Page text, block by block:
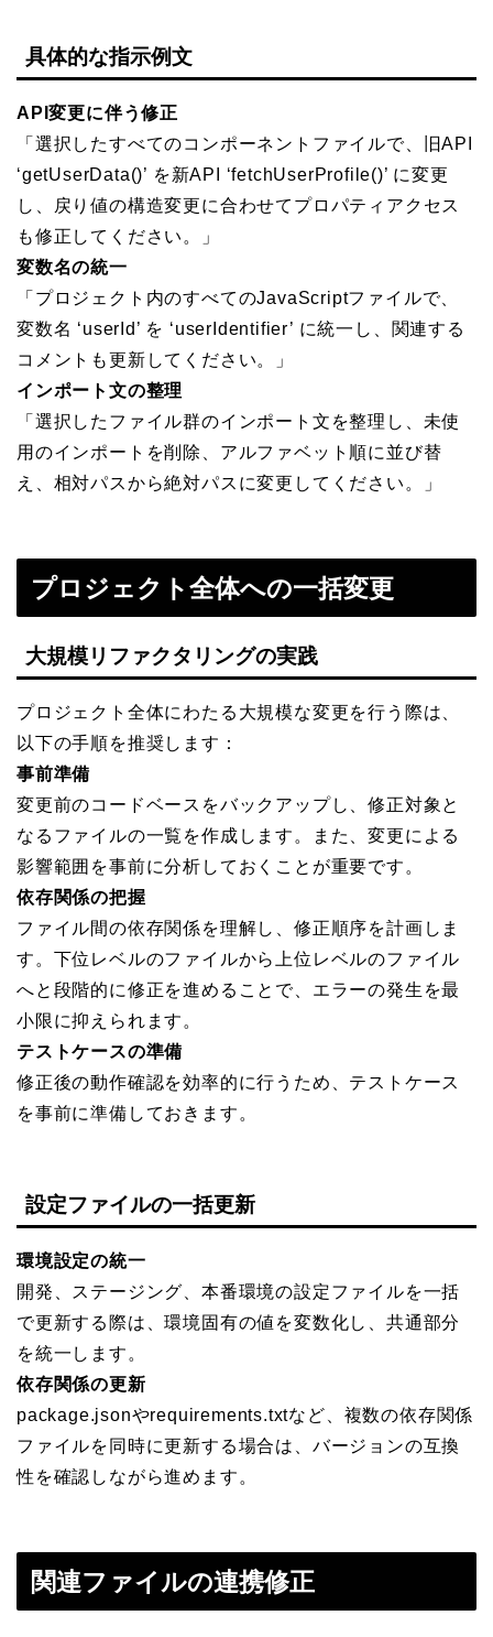
具体的な指示例文
API変更に伴う修正
「選択したすべてのコンポーネントファイルで、旧API
‘getUserData()’ を新API ‘fetchUserProfile()’ に変更
し、戻り値の構造変更に合わせてプロパティアクセス
も修正してください。」
変数名の統一
「プロジェクト内のすべてのJavaScriptファイルで、
変数名 ‘userId’ を ‘userIdentifier’ に統一し、関連する
コメントも更新してください。」
インポート文の整理
「選択したファイル群のインポート文を整理し、未使
用のインポートを削除、アルファベット順に並び替
え、相対パスから絶対パスに変更してください。」
プロジェクト全体への一括変更
大規模リファクタリングの実践
プロジェクト全体にわたる大規模な変更を行う際は、
以下の手順を推奨します：
事前準備
変更前のコードベースをバックアップし、修正対象と
なるファイルの一覧を作成します。また、変更による
影響範囲を事前に分析しておくことが重要です。
依存関係の把握
ファイル間の依存関係を理解し、修正順序を計画しま
す。下位レベルのファイルから上位レベルのファイル
へと段階的に修正を進めることで、エラーの発生を最
小限に抑えられます。
テストケースの準備
修正後の動作確認を効率的に行うため、テストケース
を事前に準備しておきます。
設定ファイルの一括更新
環境設定の統一
開発、ステージング、本番環境の設定ファイルを一括
で更新する際は、環境固有の値を変数化し、共通部分
を統一します。
依存関係の更新
package.jsonやrequirements.txtなど、複数の依存関係
ファイルを同時に更新する場合は、バージョンの互換
性を確認しながら進めます。
関連ファイルの連携修正